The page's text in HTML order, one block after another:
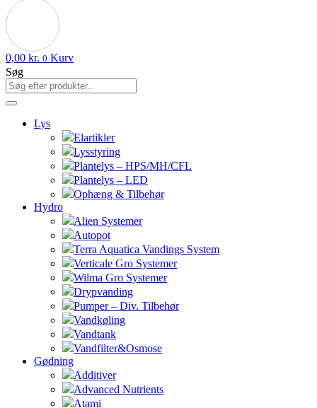
0,00 kr. 0 Kurv
Søg
Lys
Elartikler
Lysstyring
Plantelys – HPS/MH/CFL
Plantelys – LED
Ophæng & Tilbehør
Hydro
Alien Systemer
Autopot
Terra Aquatica Vandings System
Verticale Gro Systemer
Wilma Gro Systemer
Drypvanding
Pumper – Div. Tilbehør
Vandkøling
Vandtank
Vandfilter&Osmose
Gødning
Additiver
Advanced Nutrients
Atami